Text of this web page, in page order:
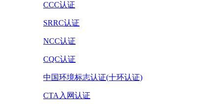
CCC认证
SRRC认证
NCC认证
CQC认证
中国环境标志认证(十环认证)
CTA入网认证